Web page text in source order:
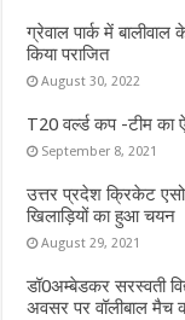
ग्रेवाल पार्क में
किया पराजित
August 30, 2022
T20 वर्ल्ड कप -टीम का
September 8, 2021
उत्तर प्रदेश क्रिकेट
खिलाड़ियों का हुआ चयन
August 29, 2021
डॉ0अम्बेडकर सरस्वती
अवसर पर वॉलीबाल